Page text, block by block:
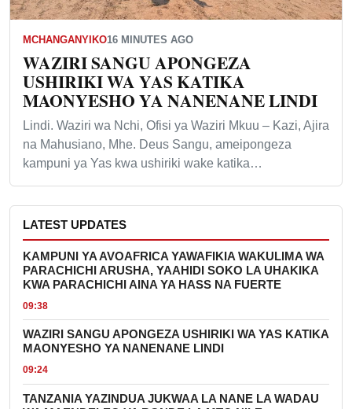
MCHANGANYIKO16 MINUTES AGO
WAZIRI SANGU APONGEZA
USHIRIKI WA YAS KATIKA
MAONYESHO YA NANENANE LINDI
Lindi. Waziri wa Nchi, Ofisi ya Waziri Mkuu – Kazi, Ajira
na Mahusiano, Mhe. Deus Sangu, ameipongeza
kampuni ya Yas kwa ushiriki wake katika…
LATEST UPDATES
KAMPUNI YA AVOAFRICA YAWAFIKIA WAKULIMA WA
PARACHICHI ARUSHA, YAAHIDI SOKO LA UHAKIKA
KWA PARACHICHI AINA YA HASS NA FUERTE
09:38
WAZIRI SANGU APONGEZA USHIRIKI WA YAS KATIKA
MAONYESHO YA NANENANE LINDI
09:24
TANZANIA YAZINDUA JUKWAA LA NANE LA WADAU